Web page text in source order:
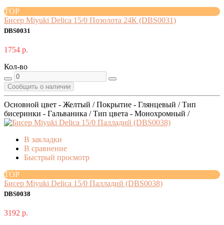
TOP
Бисер Miyuki Delica 15/0 Позолота 24К (DBS0031)
DBS0031
1754 р.
Кол-во
Сообщить о наличии
Основной цвет - Желтый / Покрытие - Глянцевый / Тип
бисеринки - Гальваника / Тип цвета - Монохромный /
В закладки
В сравнение
Быстрый просмотр
TOP
Бисер Miyuki Delica 15/0 Палладий (DBS0038)
DBS0038
3192 р.